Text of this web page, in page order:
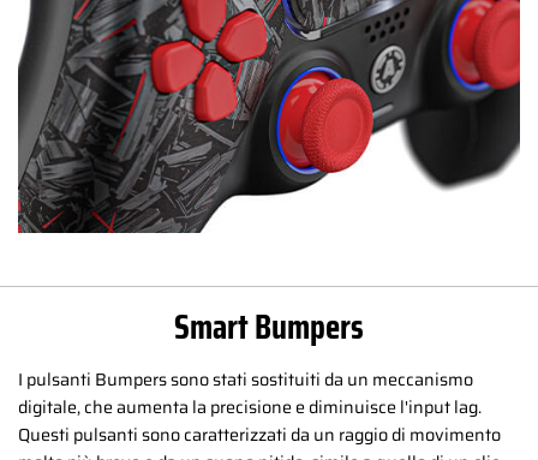
Smart Bumpers
I pulsanti Bumpers sono stati sostituiti da un meccanismo
digitale, che aumenta la precisione e diminuisce l'input lag.
Questi pulsanti sono caratterizzati da un raggio di movimento